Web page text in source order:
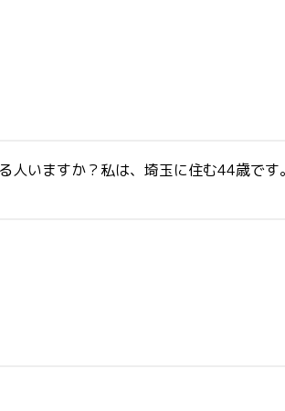
人いますか？私は、埼玉に住む44歳で